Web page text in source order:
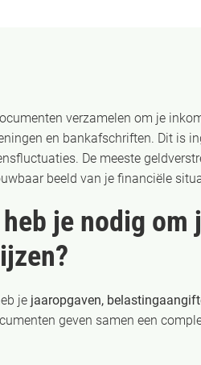
verzamelen om je
en bankafschriften. Dit is
De meeste
beeld van je financiële
je nodig om
je jaaropgaven,
geven samen een